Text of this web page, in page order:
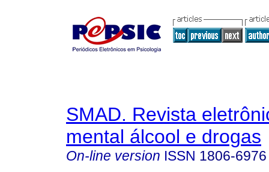
SMAD. Revista
mental álcool e drogas
On-line version ISSN 1806-6976